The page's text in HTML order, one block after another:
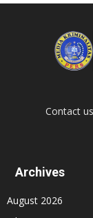
Contact
Archives
August 2026